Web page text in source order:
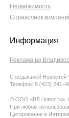
Недвижимость
Справочник
Информация
Реклама во
С редакцией Новостей
Телефон: 8 (423)
© ООО «ВЛ Новости»,
При любом
Цитирование в